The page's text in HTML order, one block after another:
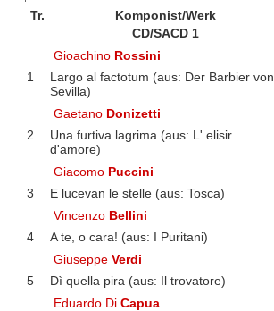
Tr. Komponist/Werk
CD/SACD 1
Gioachino Rossini
1
Largo al factotum (aus: Der Barbier von
Sevilla)
Gaetano Donizetti
2
Una furtiva lagrima (aus: L' elisir
d'amore)
Giacomo Puccini
3
E lucevan le stelle (aus: Tosca)
Vincenzo Bellini
4
A te, o cara! (aus: I Puritani)
GiuseppeVerdi
5
Dì quella pira (aus: Il trovatore)
Eduardo DiCapua